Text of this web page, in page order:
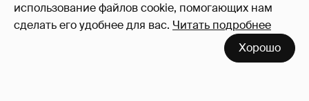
использование файлов cookie, помогающих нам
сделать его удобнее для вас. Читать подробнее
Хорошо